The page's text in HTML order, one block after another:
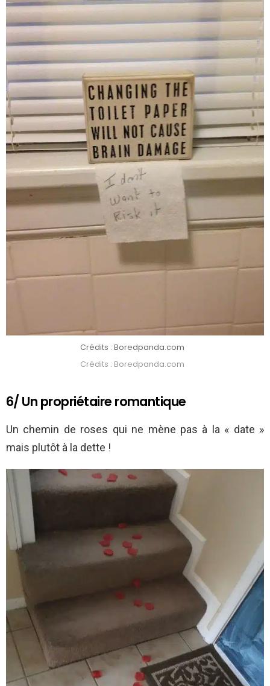
Crédits : Boredpanda.com
Crédits : Boredpanda.com
6/ Un propriétaire romantique
Un chemin de roses qui ne mène pas à la « date »
mais plutôt à la dette !